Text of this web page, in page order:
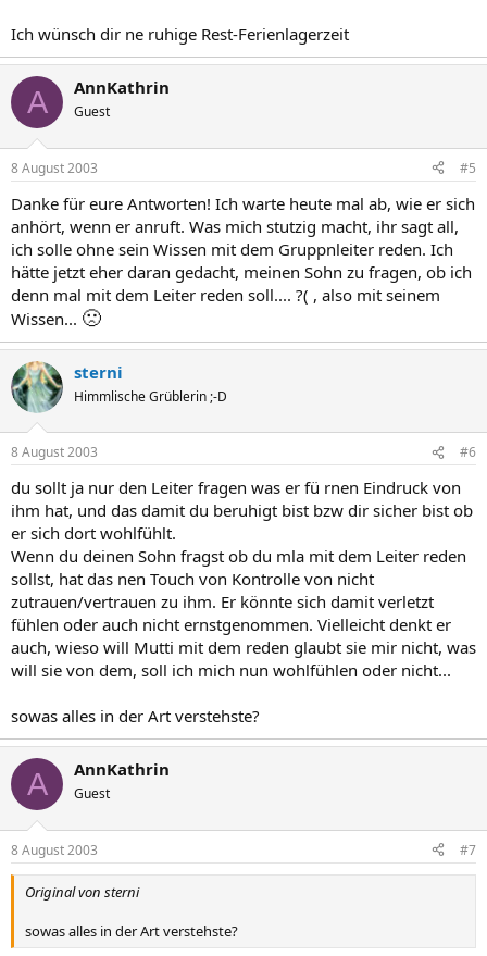
Ich wünsch dir ne ruhige Rest-Ferienlagerzeit
A AnnKathrin
Guest
8 August 2003 #5
Danke für eure Antworten! Ich warte heute mal ab, wie er sich
anhört, wenn er anruft. Was mich stutzig macht, ihr sagt all,
ich solle ohne sein Wissen mit dem Gruppnleiter reden. Ich
hätte jetzt eher daran gedacht, meinen Sohn zu fragen, ob ich
denn mal mit dem Leiter reden soll.... ?( , also mit seinem
Wissen... 🙁
sterni
Himmlische Grüblerin ;-D
8 August 2003 #6
du sollt ja nur den Leiter fragen was er fü rnen Eindruck von
ihm hat, und das damit du beruhigt bist bzw dir sicher bist ob
er sich dort wohlfühlt.
Wenn du deinen Sohn fragst ob du mla mit dem Leiter reden
sollst, hat das nen Touch von Kontrolle von nicht
zutrauen/vertrauen zu ihm. Er könnte sich damit verletzt
fühlen oder auch nicht ernstgenommen. Vielleicht denkt er
auch, wieso will Mutti mit dem reden glaubt sie mir nicht, was
will sie von dem, soll ich mich nun wohlfühlen oder nicht...
sowas alles in der Art verstehste?
A AnnKathrin
Guest
8 August 2003 #7
Original von sterni
sowas alles in der Art verstehste?